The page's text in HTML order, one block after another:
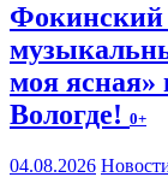
Фокинский
моя ясная»
Вологде! 0+
04.08.2026